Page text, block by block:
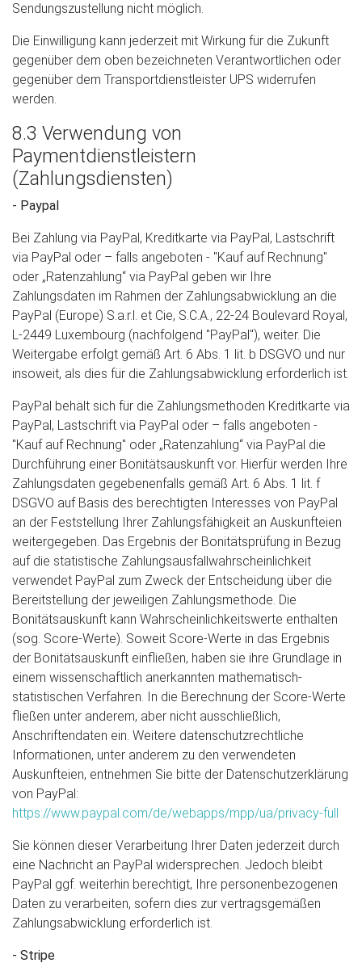
Sendungszustellung nicht möglich.
Die Einwilligung kann jederzeit mit Wirkung für die Zukunft
gegenüber dem oben bezeichneten Verantwortlichen oder
gegenüber dem Transportdienstleister UPS widerrufen
werden.
8.3 Verwendung von
Paymentdienstleistern
(Zahlungsdiensten)
- Paypal
Bei Zahlung via PayPal, Kreditkarte via PayPal, Lastschrift
via PayPal oder – falls angeboten - "Kauf auf Rechnung"
oder „Ratenzahlung“ via PayPal geben wir Ihre
Zahlungsdaten im Rahmen der Zahlungsabwicklung an die
PayPal (Europe) S.a.r.l. et Cie, S.C.A., 22-24 Boulevard Royal,
L-2449 Luxembourg (nachfolgend "PayPal"), weiter. Die
Weitergabe erfolgt gemäß Art. 6 Abs. 1 lit. b DSGVO und nur
insoweit, als dies für die Zahlungsabwicklung erforderlich ist.
PayPal behält sich für die Zahlungsmethoden Kreditkarte via
PayPal, Lastschrift via PayPal oder – falls angeboten -
"Kauf auf Rechnung" oder „Ratenzahlung“ via PayPal die
Durchführung einer Bonitätsauskunft vor. Hierfür werden Ihre
Zahlungsdaten gegebenenfalls gemäß Art. 6 Abs. 1 lit. f
DSGVO auf Basis des berechtigten Interesses von PayPal
an der Feststellung Ihrer Zahlungsfähigkeit an Auskunfteien
weitergegeben. Das Ergebnis der Bonitätsprüfung in Bezug
auf die statistische Zahlungsausfallwahrscheinlichkeit
verwendet PayPal zum Zweck der Entscheidung über die
Bereitstellung der jeweiligen Zahlungsmethode. Die
Bonitätsauskunft kann Wahrscheinlichkeitswerte enthalten
(sog. Score-Werte). Soweit Score-Werte in das Ergebnis
der Bonitätsauskunft einfließen, haben sie ihre Grundlage in
einem wissenschaftlich anerkannten mathematisch-
statistischen Verfahren. In die Berechnung der Score-Werte
fließen unter anderem, aber nicht ausschließlich,
Anschriftendaten ein. Weitere datenschutzrechtliche
Informationen, unter anderem zu den verwendeten
Auskunfteien, entnehmen Sie bitte der Datenschutzerklärung
von PayPal:
https://www.paypal.com/de/webapps/mpp/ua/privacy-full
Sie können dieser Verarbeitung Ihrer Daten jederzeit durch
eine Nachricht an PayPal widersprechen. Jedoch bleibt
PayPal ggf. weiterhin berechtigt, Ihre personenbezogenen
Daten zu verarbeiten, sofern dies zur vertragsgemäßen
Zahlungsabwicklung erforderlich ist.
- Stripe